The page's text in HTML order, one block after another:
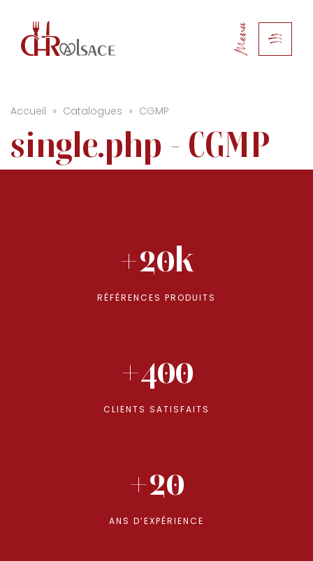
Menu
Accueil » Catalogues » CGMP
single.php - CGMP
+20k
RÉFÉRENCES PRODUITS
+400
CLIENTS SATISFAITS
+20
ANS D’EXPÉRIENCE